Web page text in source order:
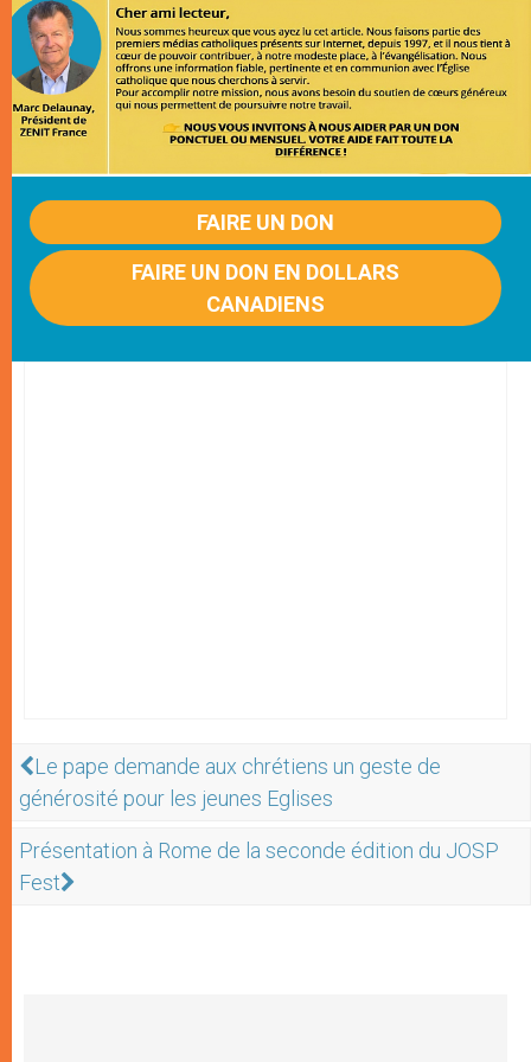
FAIRE UN DON
FAIRE UN DON EN DOLLARS
CANADIENS
Le pape demande aux chrétiens un geste de
générosité pour les jeunes Eglises
Présentation à Rome de la seconde édition du JOSP
Fest